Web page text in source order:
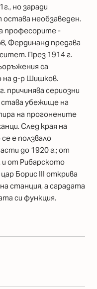
но заради
необзаведен.
професорите -
Фердинанд предава
През 1914 г.
са
на д-р Шишков.
причинява сериозни
убежище на
на прогонените
След края на
е ползвало
до 1920 г.; от
от Рибарското
Борис III открива
станция, а сградата
си функция.